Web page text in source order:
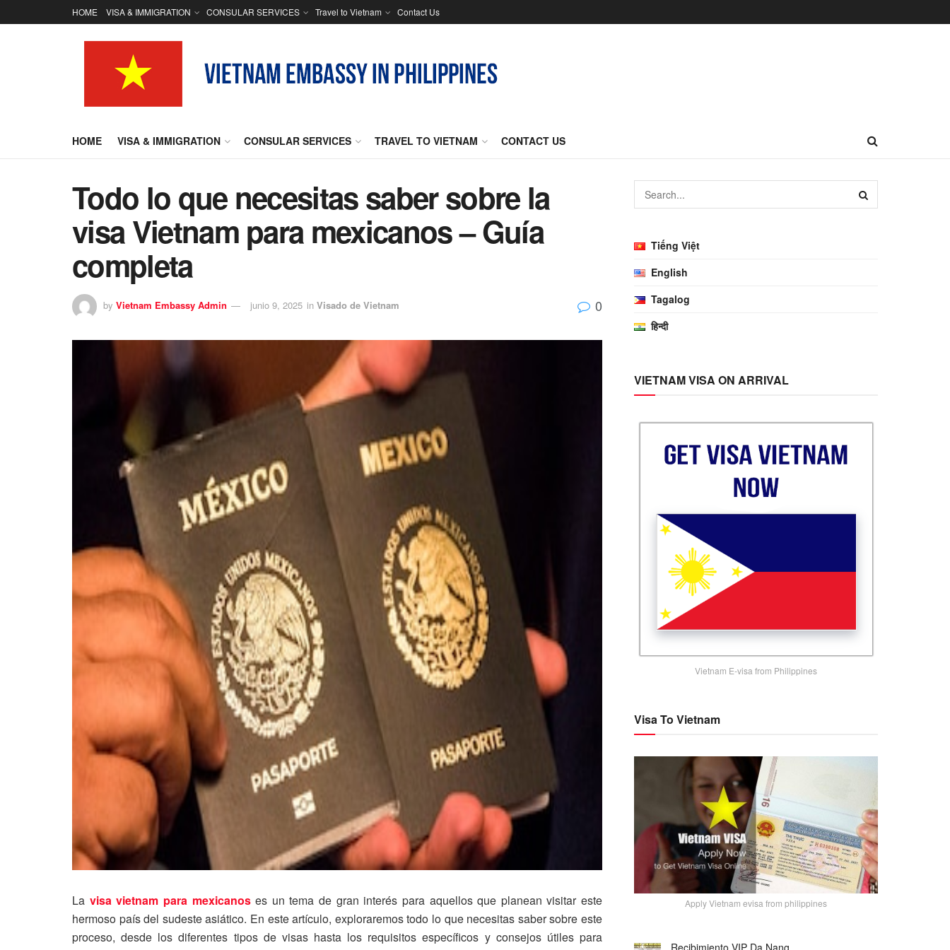
HOME VISA & IMMIGRATION CONSULAR SERVICES Travel to Vietnam Contact Us
HOME VISA & IMMIGRATION CONSULAR SERVICES TRAVEL TO VIETNAM CONTACT US
Todo lo que necesitas saber sobre la
visa Vietnam para mexicanos – Guía
completa
by Vietnam Embassy Admin junio 9, 2025 in Visado de Vietnam 0
La visa vietnam para mexicanoses un tema de gran interés para aquellos que planean visitar este
hermoso país del sudeste asiático. En este artículo, exploraremos todo lo que necesitas saber sobre este
proceso, desde los diferentes tipos de visas hasta los requisitos específicos y consejos útiles para
Tiếng Việt
English
Tagalog
हिन्दी
VIETNAM VISA ON ARRIVAL
Vietnam E-visa from Philippines
Visa To Vietnam
Apply Vietnam evisa from philippines